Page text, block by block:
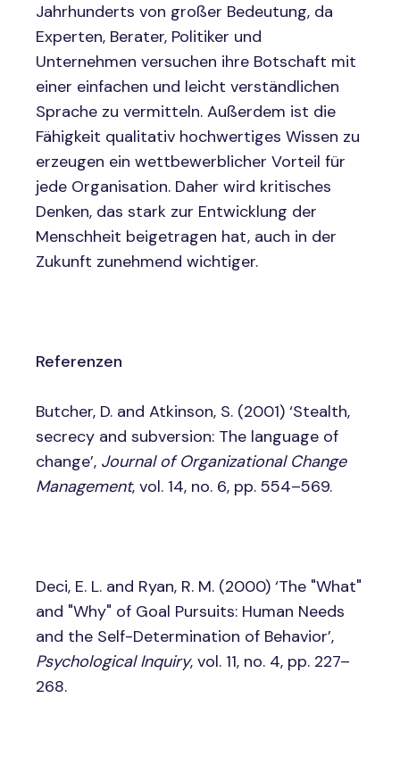
Jahrhunderts von großer Bedeutung, da
Experten, Berater, Politiker und
Unternehmen versuchen ihre Botschaft mit
einer einfachen und leicht verständlichen
Sprache zu vermitteln. Außerdem ist die
Fähigkeit qualitativ hochwertiges Wissen zu
erzeugen ein wettbewerblicher Vorteil für
jede Organisation. Daher wird kritisches
Denken, das stark zur Entwicklung der
Menschheit beigetragen hat, auch in der
Zukunft zunehmend wichtiger.
Referenzen
Butcher, D. and Atkinson, S. (2001) ‘Stealth,
secrecy and subversion: The language of
change’, Journal of Organizational Change
Management, vol. 14, no. 6, pp. 554–569.
Deci, E. L. and Ryan, R. M. (2000) ‘The "What"
and "Why" of Goal Pursuits: Human Needs
and the Self-Determination of Behavior’,
Psychological Inquiry, vol. 11, no. 4, pp. 227–
268.